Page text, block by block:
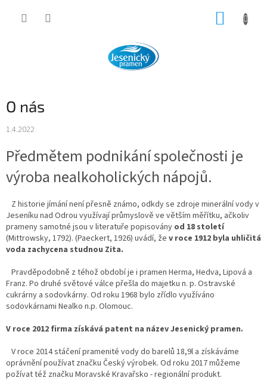
O nás
1.4.2022
Předmětem podnikání společnosti je
výroba nealkoholických nápojů.
Z historie jímání není přesně známo, odkdy se zdroje minerální vody v
Jeseníku nad Odrou využívají průmyslově ve větším měřítku, ačkoliv
prameny samotné jsou v literatuře popisovány od 18 století
(Mittrowsky, 1792). (Paeckert, 1926) uvádí, že v roce 1912 byla uhličitá
voda zachycena studnou Zita.
Pravděpodobně z téhož období je i pramen Herma, Hedva, Lipová a
Franz. Po druhé světové válce přešla do majetku n. p. Ostravské
cukrárny a sodovkárny. Od roku 1968 bylo zřídlo využíváno
sodovkárnami Nealko n.p. Olomouc.
V roce 2012 firma získává patent na název Jesenický pramen.
V roce 2014 stáčení pramenité vody do barelů 18,9l a získáváme
oprávnění používat značku Český výrobek. Od roku 2017 můžeme
požívat též značku Moravské Kravařsko - regionální produkt.